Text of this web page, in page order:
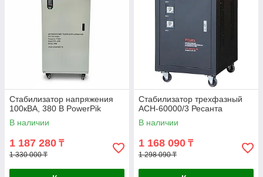
Стабилизатор напряжения
100кВА, 380 В PowerPik
В наличии
1 187 280 ₸
1 330 000 ₸
Стабилизатор трехфазный
АСН-60000/3 Ресанта
В наличии
1 168 090 ₸
1 298 090 ₸